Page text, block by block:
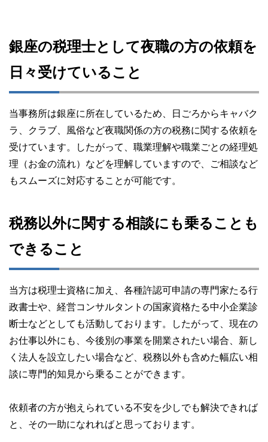
銀座の税理士として夜職の方の依頼を
日々受けていること
当事務所は銀座に所在しているため、日ごろからキャバク
ラ、クラブ、風俗など夜職関係の方の税務に関する依頼を
受けています。したがって、職業理解や職業ごとの経理処
理（お金の流れ）などを理解していますので、ご相談など
もスムーズに対応することが可能です。
税務以外に関する相談にも乗ることも
できること
当方は税理士資格に加え、各種許認可申請の専門家たる行
政書士や、経営コンサルタントの国家資格たる中小企業診
断士などとしても活動しております。したがって、現在の
お仕事以外にも、今後別の事業を開業されたい場合、新し
く法人を設立したい場合など、税務以外も含めた幅広い相
談に専門的知見から乗ることができます。
依頼者の方が抱えられている不安を少しでも解決できれば
と、その一助になれればと思っております。